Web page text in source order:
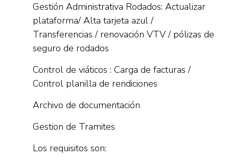
Gestión Administrativa Rodados: Actualizar
plataforma/ Alta tarjeta azul /
Transferencias / renovación VTV / pólizas de
seguro de rodados
Control de viáticos : Carga de facturas /
Control planilla de rendiciones
Archivo de documentación
Gestion de Tramites
Los requisitos son: